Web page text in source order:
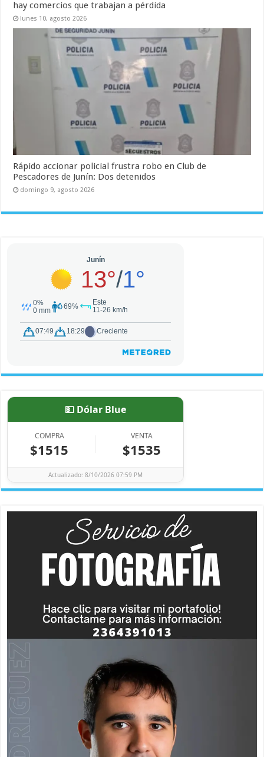
hay comercios que trabajan a pérdida
lunes 10, agosto 2026
Rápido accionar policial frustra robo en Club de
Pescadores de Junín: Dos detenidos
domingo 9, agosto 2026
💵 Dólar Blue
COMPRA
$1515
VENTA
$1535
Actualizado: 8/10/2026 07:59 PM